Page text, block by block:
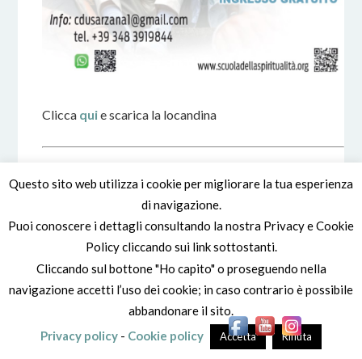
Clicca quie scarica la locandina
ASTI
MEDITAZIONE UNIVERSALE
Conoscenza – Armonia – Felicità
Il Sentiero dell’Amore e della Scoperta
Un’esperienza pratica che può cambiare la tua vita
Sabato 20 Settembre 2025, ore 17
Questo sito web utilizza i cookie per migliorare la tua esperienza
di navigazione.
Puoi conoscere i dettagli consultando la nostra Privacy e Cookie
Policy cliccando sui link sottostanti.
Cliccando sul bottone "Ho capito" o proseguendo nella
navigazione accetti l’uso dei cookie; in caso contrario è possibile
abbandonare il sito.
Privacy policy - Cookie policy Accetta Rifiuta